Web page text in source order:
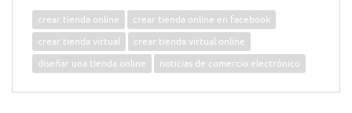
crear tienda online
crear tienda online en facebook
crear tienda virtual
crear tienda virtual online
diseñar una tienda online
noticias de comercio electrónico